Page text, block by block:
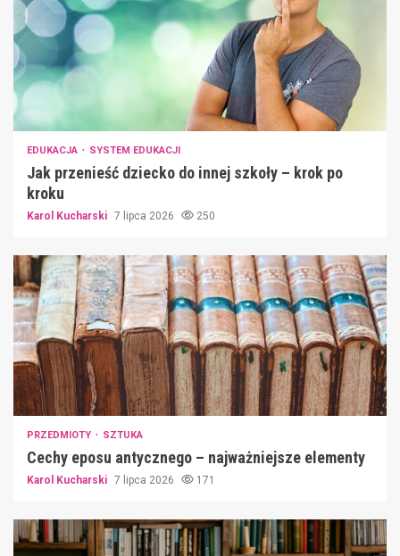
EDUKACJA SYSTEM EDUKACJI
Jak przenieść dziecko do innej szkoły – krok po
kroku
Karol Kucharski 7 lipca 2026 250
PRZEDMIOTY SZTUKA
Cechy eposu antycznego – najważniejsze elementy
Karol Kucharski 7 lipca 2026 171